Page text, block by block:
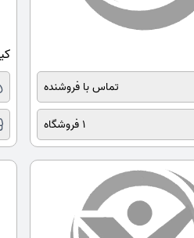
تماس با فروشنده
1 فروشگاه